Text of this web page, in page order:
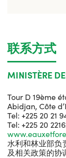
联系方式
MINISTÈRE
Tour D 19ème
Abidjan, Côte
Tel: +225 20 21
Tel: +225 20
水利和林业部负
及相关政策的协